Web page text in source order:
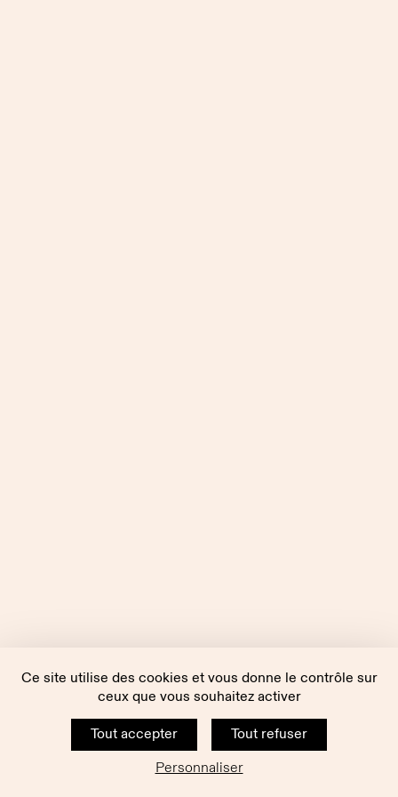
Ce site utilise des cookies et vous donne le contrôle sur
ceux que vous souhaitez activer
Tout accepter
Tout refuser
Personnaliser